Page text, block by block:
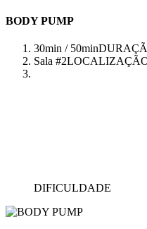
BODY PUMP
30min / 50min
Sala #2
DIFICULDADE